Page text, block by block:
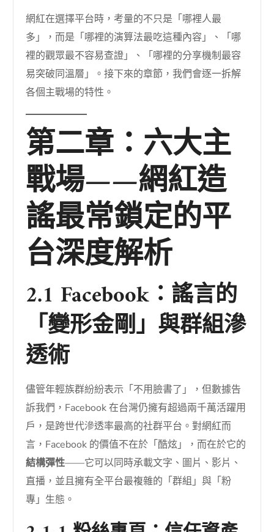
網紅在選擇平台時，考量的不只是「哪裡人最
多」，而是「哪裡的演算法最吃這種內容」、「哪
裡的觀眾最不容易查證」、「哪裡的分享機制最容
易突破同溫層」。接下來的章節，我們會逐一拆解
各個主戰場的特性。
第二章：六大主
戰場——網紅造
謠最常鎖定的平
台深度解析
2.1 Facebook：謠言的
「變形金剛」與群組滲
透術
儘管年輕族群紛紛表示「不用臉書了」，但數據告
訴我們，Facebook 在台灣仍擁有超過兩千萬活躍用
戶，是跨世代滲透率最高的社群平台。對網紅而
言，Facebook 的價值不在於「酷炫」，而在於它的
結構彈性——它可以同時承載文字、圖片、影片、
直播，並且擁有全平台最複雜的「群組」與「粉
專」生態。